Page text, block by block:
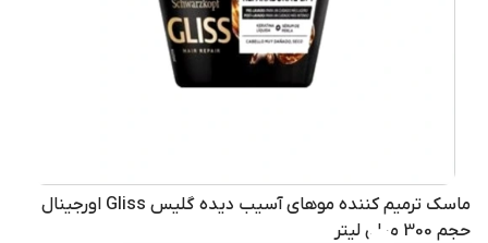
ماسک ترمیم کننده موهای آسیب دیده گلیس Gliss اورجینال
حجم 300 میلی لیتر